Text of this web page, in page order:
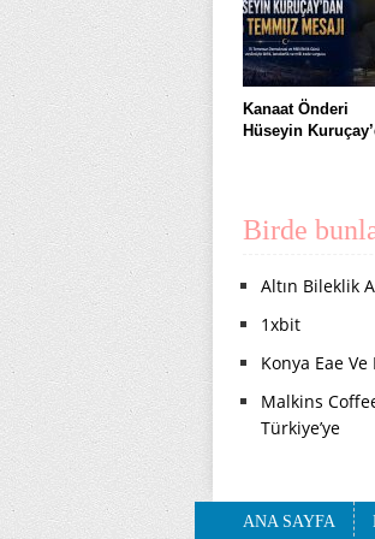
Kanaat Önderi
Hüseyin
Birde
Altın Bileklik
1xbit
Konya Eae
Malkins
Türkiye’ye
ANA SAYFA